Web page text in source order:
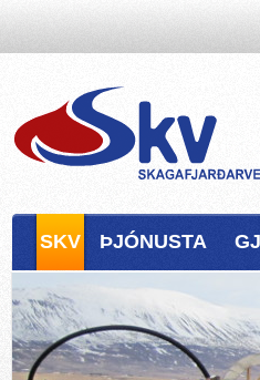
SKV ÞJÓNUSTA